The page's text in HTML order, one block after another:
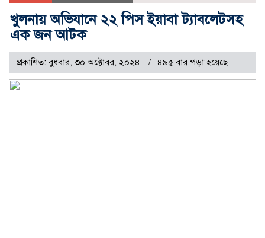
খুলনায় অভিযানে ২২ পিস ইয়াবা ট্যাবলেটসহ
এক জন আটক
প্রকাশিত: বুধবার, ৩০ অক্টোবর, ২০২৪ ৪৯৫ বার পড়া হয়েছে